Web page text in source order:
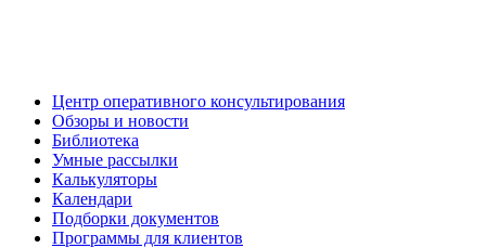
Центр оперативного консультирования
Обзоры и новости
Библиотека
Умные рассылки
Калькуляторы
Календари
Подборки документов
Программы для клиентов